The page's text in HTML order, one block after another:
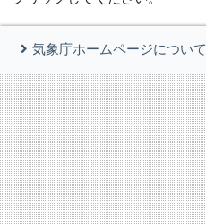
気象庁ホームページについて